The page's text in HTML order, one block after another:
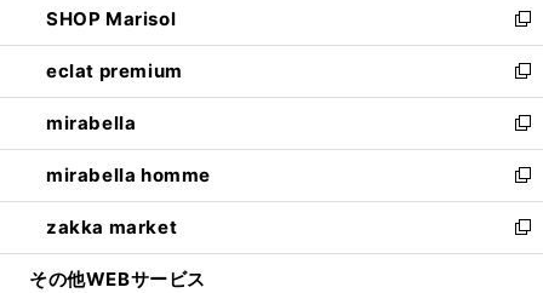
く
で
開
く
ド
ウ
で
開
く
ィ
ン
ド
ウ
で
開
く
い
ウ
ィ
ン
ド
ウ
で
開
く
SHOP Marisol
新
し
い
ウ
ィ
ン
ド
ウ
で
開
eclat premium
新
し
い
ウ
ィ
ン
ド
ウ
mirabella
新
し
い
ウ
ィ
ン
mirabella homme
新
し
い
ウ
zakka market
新
し
その他WEBサービス